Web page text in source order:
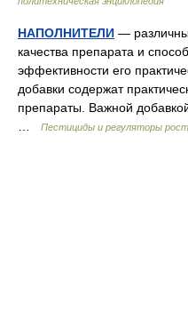
НАПОЛНИТЕЛИ —
качества препарата и
эффективности его
добавки содержат
препараты. Важной
…
Пестициды и регуляторы